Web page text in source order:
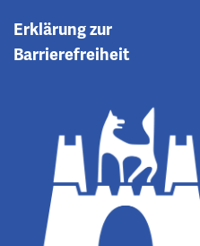
Erklärung zur
Barrierefreiheit